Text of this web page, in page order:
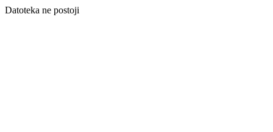
Datoteka ne postoji